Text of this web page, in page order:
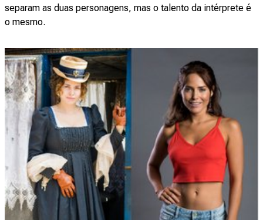
separam as duas personagens, mas o talento da intérprete é
o mesmo.